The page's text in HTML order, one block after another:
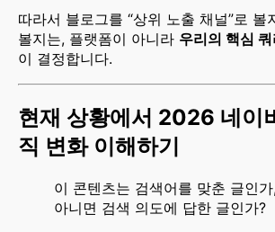
따라서 블로그를 “상위 노출 채널”로 볼
볼지는, 플랫폼이 아니라 우리의 핵심
이 결정합니다.
현재 상황에서 2026 네이
직 변화 이해하​기
이 콘텐츠는 검색어를 맞춘 글인
아니면 검색 의도에 답한 글인가?